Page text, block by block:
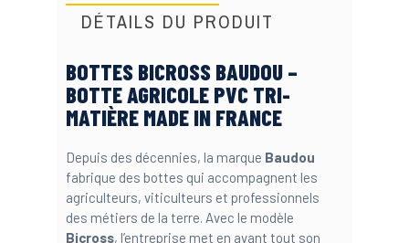
DÉTAILS DU PRODUIT
BOTTES BICROSS BAUDOU –
BOTTE AGRICOLE PVC TRI-
MATIÈRE MADE IN FRANCE
Depuis des décennies, la marque Baudou
fabrique des bottes qui accompagnent les
agriculteurs, viticulteurs et professionnels
des métiers de la terre. Avec le modèle
Bicross, l’entreprise met en avant tout son